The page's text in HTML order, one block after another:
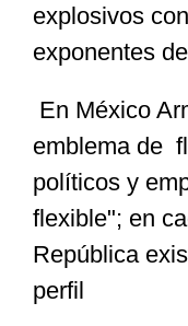
explosivos
exponentes
En México
emblema de
políticos y
flexible"; en
República
perfil